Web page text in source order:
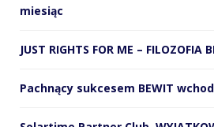
miesiąc
JUST RIGHTS FOR ME – FILOZOFIA
Pachnący sukcesem BEWIT